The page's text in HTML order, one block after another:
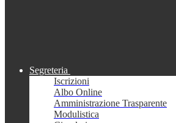
Segreteria
Iscrizioni
Albo Online
Amministrazione Trasparente
Modulistica